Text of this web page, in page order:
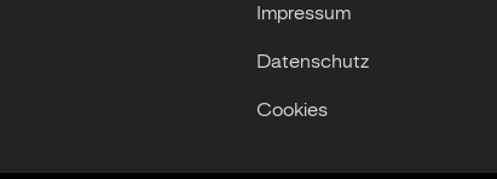
Impressum
Datenschutz
Cookies